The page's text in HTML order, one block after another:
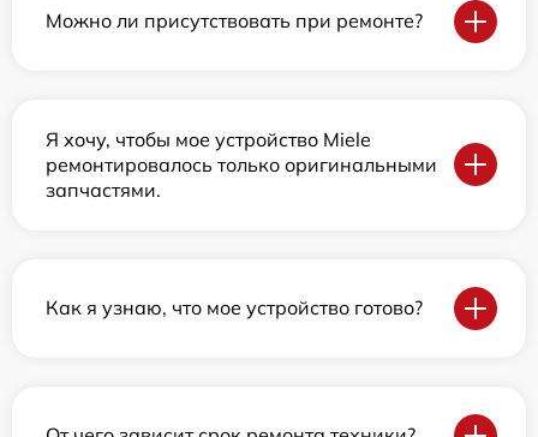
Можно ли присутствовать при ремонте?
Я хочу, чтобы мое устройство Miele
ремонтировалось только оригинальными
запчастями.
Как я узнаю, что мое устройство готово?